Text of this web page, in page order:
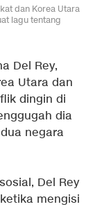
dan Korea Utara
lagu tentang
Del Rey,
Utara dan
dingin di
dia
negara
Del Rey
mengisi